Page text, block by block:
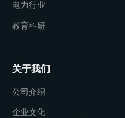
电力行业
教育科研
关于我们
公司介绍
企业文化